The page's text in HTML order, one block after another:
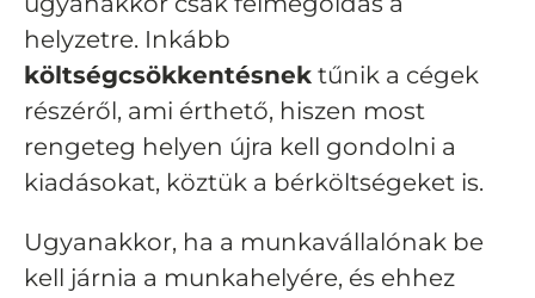
helyzetre. Inkább
költségcsökkentésnek tűnik a cégek
részéről, ami érthető, hiszen most
rengeteg helyen újra kell gondolni a
kiadásokat, köztük a bérköltségeket is.
Ugyanakkor, ha a munkavállalónak be
kell járnia a munkahelyére, és ehhez